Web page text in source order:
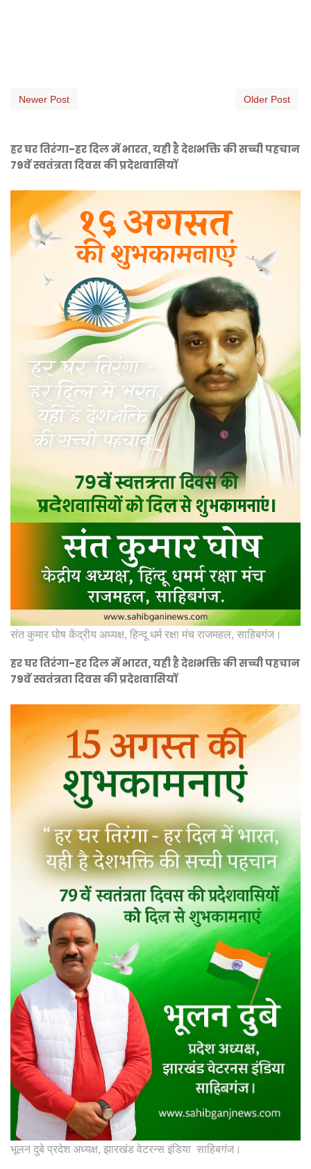
Newer Post Older Post
हर घर तिरंगा-हर दिल में भारत, यही है देशभक्ति की सच्ची पहचान
79वें स्वतंत्रता दिवस की प्रदेशवासियों
संत कुमार घोष केंद्रीय अध्यक्ष, हिन्दू धर्म रक्षा मंच राजमहल, साहिबगंज।
हर घर तिरंगा-हर दिल में भारत, यही है देशभक्ति की सच्ची पहचान
79वें स्वतंत्रता दिवस की प्रदेशवासियों
भूलन दुबे प्रदेश अध्यक्ष, झारखंड वेटरन्स इंडिया साहिबगंज।